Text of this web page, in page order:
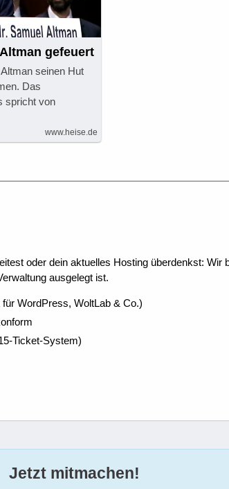
gefeuert
seinen Hut
Das
spricht von
www.heise.de
oder dein aktuelles Hosting überdenkst:
ausgelegt ist.
WordPress, WoltLab & Co.)
Ticket-System)
Jetzt mitmachen!